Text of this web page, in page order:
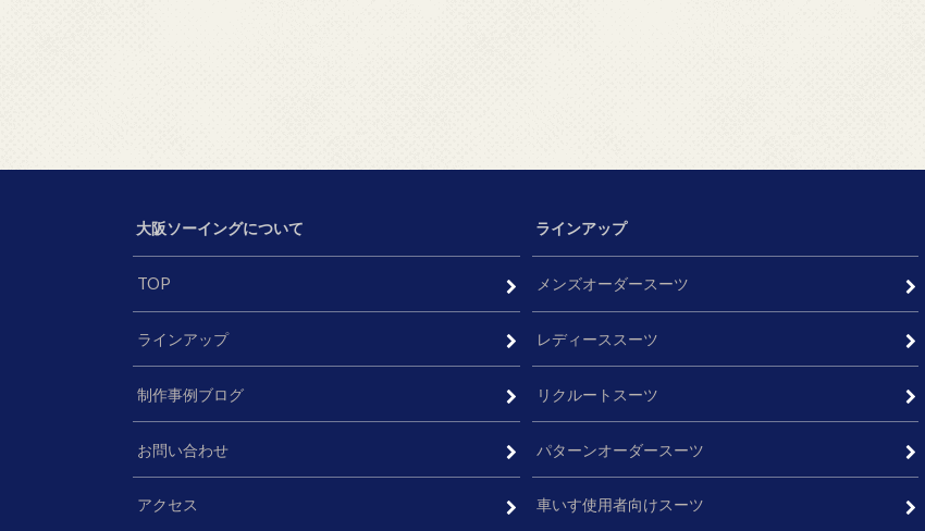
大阪ソーイングについて
TOP
ラインアップ
制作事例ブログ
お問い合わせ
アクセス
ラインアップ
メンズオーダースーツ
レディーススーツ
リクルートスーツ
パターンオーダースーツ
車いす使用者向けスーツ